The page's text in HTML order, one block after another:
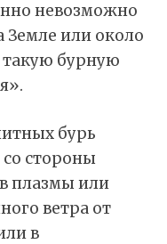
невозможно
Земле или около
такую бурную
бурь
стороны
плазмы или
ветра от
в